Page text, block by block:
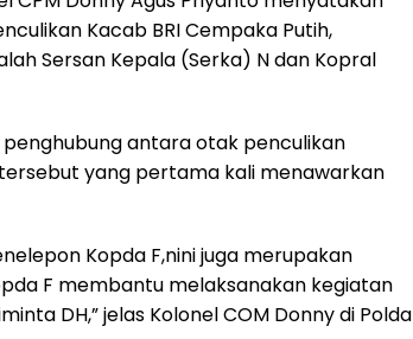
Kacab BRI Cempaka Putih,
Sersan Kepala (Serka) N dan Kopral
antara otak penculikan
yang pertama kali menawarkan
Kopda F,nini juga merupakan
F membantu melaksanakan kegiatan
DH,” jelas Kolonel COM Donny di Polda